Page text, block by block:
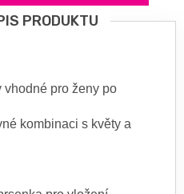
PRODUKTU
pro ženy po
kombinaci s květy a